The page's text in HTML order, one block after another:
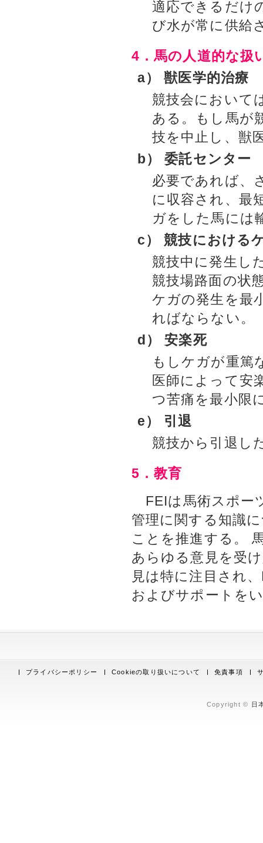
適応できるだけ
び水が常に供給
4．馬の人道的な扱
a） 獣医学的治療
競技会において
ある。もし馬が
技を中止し、獣
b） 委託センター
必要であれば、
に収容され、最
ガをした馬には
c） 競技における
競技中に発生し
競技場路面の状
ケガの発生を最
ればならない。
d） 安楽死
もしケガが重篤
医師によって安
つ苦痛を最小限
e） 引退
競技から引退し
5．教育
FEIは馬術スポー
管理に関する知識
ことを推進する。
あらゆる意見を受
見は特に注目され
およびサポートを
プライバシーポリシー Cookieの取り扱いについて 免責事項
Copyright © 日